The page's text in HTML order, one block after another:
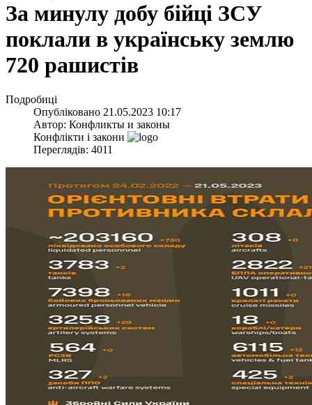
За минулу добу бійці ЗСУ
поклали в українську землю
720 рашистів
Подробиці
Опубліковано 21.05.2023 10:17
Автор: Конфликты и законы
Конфлікти і закони
Переглядів: 4011